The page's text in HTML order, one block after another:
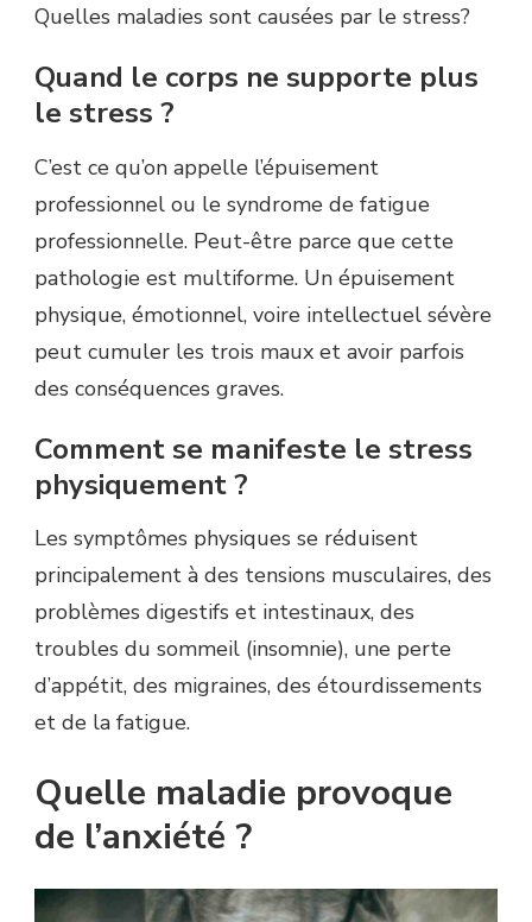
Quelles maladies sont causées par le stress?
Quand le corps ne supporte plus
le stress ?
C’est ce qu’on appelle l’épuisement
professionnel ou le syndrome de fatigue
professionnelle. Peut-être parce que cette
pathologie est multiforme. Un épuisement
physique, émotionnel, voire intellectuel sévère
peut cumuler les trois maux et avoir parfois
des conséquences graves.
Comment se manifeste le stress
physiquement ?
Les symptômes physiques se réduisent
principalement à des tensions musculaires, des
problèmes digestifs et intestinaux, des
troubles du sommeil (insomnie), une perte
d’appétit, des migraines, des étourdissements
et de la fatigue.
Quelle maladie provoque
de l’anxiété ?